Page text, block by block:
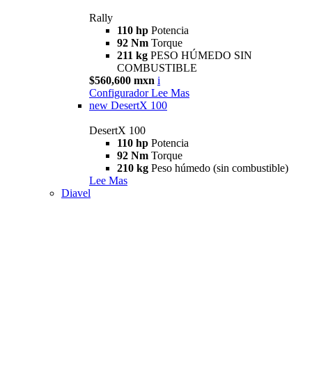
Rally
110 hp Potencia
92 Nm Torque
211 kg PESO HÚMEDO SIN
COMBUSTIBLE
$560,600 mxn i
Configurador Lee Mas
new DesertX 100
DesertX 100
110 hp Potencia
92 Nm Torque
210 kg Peso húmedo (sin combustible)
Lee Mas
Diavel